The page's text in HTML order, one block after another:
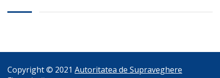
Copyright © 2021 Autoritatea de Supraveghere